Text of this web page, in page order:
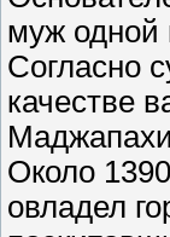
муж одной
Согласно
качестве
Около
овладел